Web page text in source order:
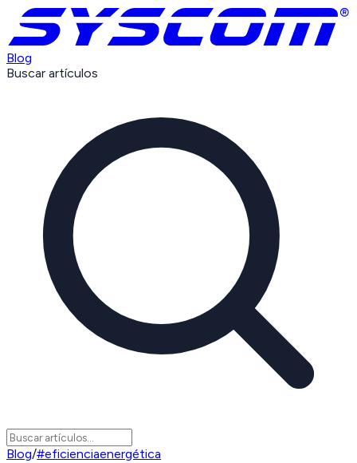
Blog
Buscar artículos
Blog/#eficienciaenergética